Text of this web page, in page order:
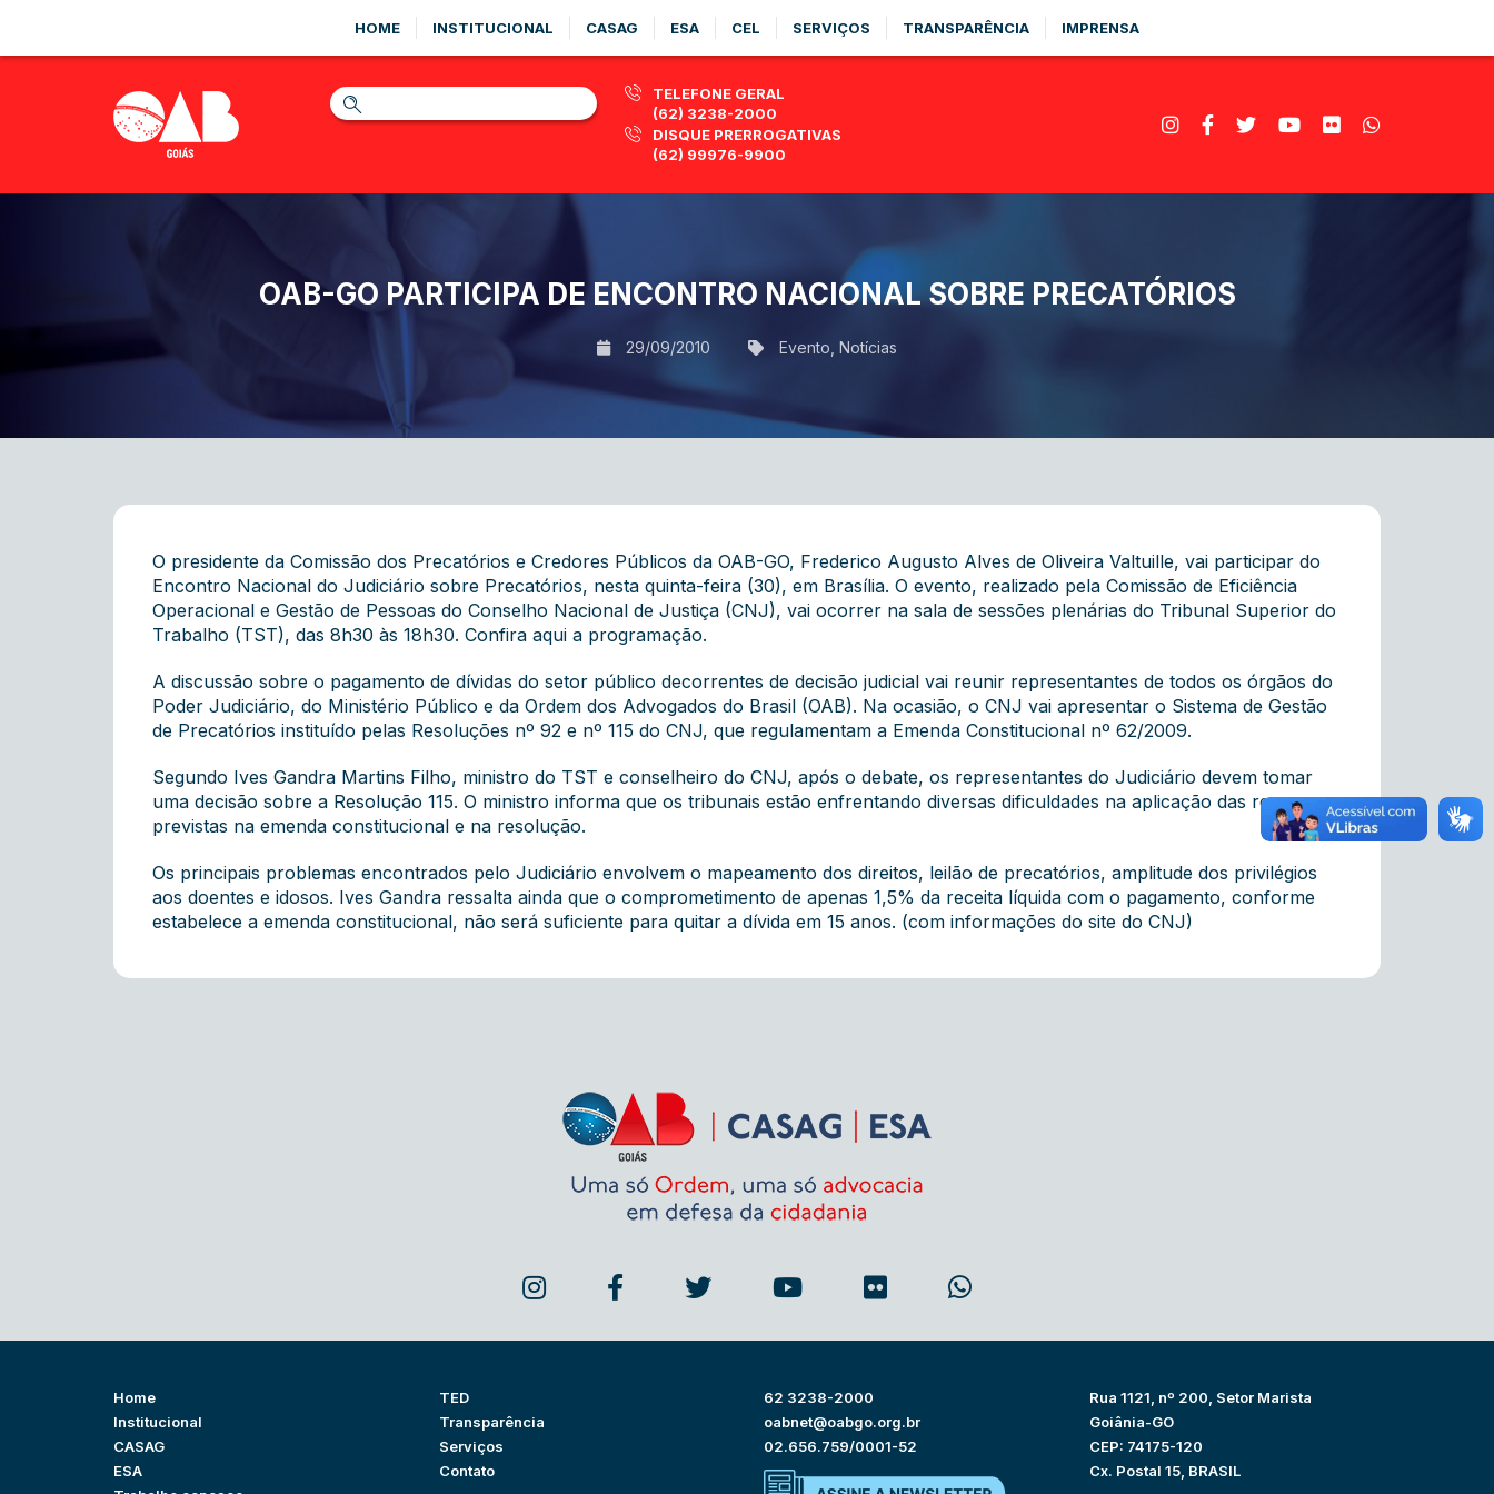
HOME INSTITUCIONAL CASAG ESA CEL SERVIÇOS TRANSPARÊNCIA IMPRENSA
TELEFONE GERAL
(62) 3238-2000
DISQUE PRERROGATIVAS
(62) 99976-9900
OAB-GO PARTICIPA DE ENCONTRO NACIONAL SOBRE PRECATÓRIOS
29/09/2010 Evento Notícias
O presidente da Comissão dos Precatórios e Credores Públicos da OAB-GO, Frederico Augusto Alves de Oliveira Valtuille, vai participar do
Encontro Nacional do Judiciário sobre Precatórios, nesta quinta-feira (30), em Brasília. O evento, realizado pela Comissão de Eficiência
Operacional e Gestão de Pessoas do Conselho Nacional de Justiça (CNJ), vai ocorrer na sala de sessões plenárias do Tribunal Superior do
Trabalho (TST), das 8h30 às 18h30. Confira aqui a programação.
A discussão sobre o pagamento de dívidas do setor público decorrentes de decisão judicial vai reunir representantes de todos os órgãos do
Poder Judiciário, do Ministério Público e da Ordem dos Advogados do Brasil (OAB). Na ocasião, o CNJ vai apresentar o Sistema de Gestão
de Precatórios instituído pelas Resoluções nº 92 e nº 115 do CNJ, que regulamentam a Emenda Constitucional nº 62/2009.
Segundo Ives Gandra Martins Filho, ministro do TST e conselheiro do CNJ, após o debate, os representantes do Judiciário devem tomar
uma decisão sobre a Resolução 115. O ministro informa que os tribunais estão enfrentando diversas dificuldades na aplicação das regras
previstas na emenda constitucional e na resolução.
Os principais problemas encontrados pelo Judiciário envolvem o mapeamento dos direitos, leilão de precatórios, amplitude dos privilégios
aos doentes e idosos. Ives Gandra ressalta ainda que o comprometimento de apenas 1,5% da receita líquida com o pagamento, conforme
estabelece a emenda constitucional, não será suficiente para quitar a dívida em 15 anos. (com informações do site do CNJ)
Home
Institucional
CASAG
ESA
TED
Transparência
Serviços
Contato
62 3238-2000
oabnet@oabgo.org.br
02.656.759/0001-52
Rua 1121, nº 200, Setor Marista
Goiânia-GO
CEP: 74175-120
Cx. Postal 15, BRASIL